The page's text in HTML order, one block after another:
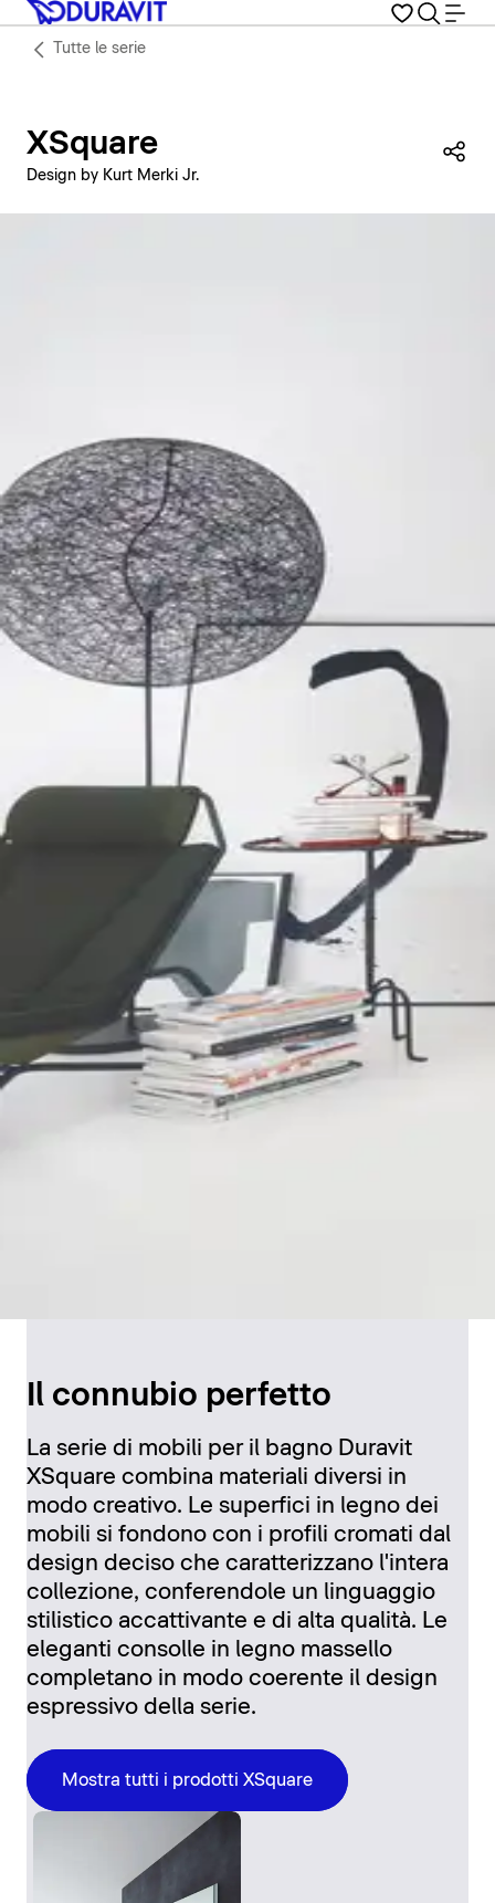
Tutte le serie
XSquare
Design by Kurt Merki Jr.
Il connubio perfetto
La serie di mobili per il bagno Duravit
XSquare combina materiali diversi in
modo creativo. Le superfici in legno dei
mobili si fondono con i profili cromati dal
design deciso che caratterizzano l'intera
collezione, conferendole un linguaggio
stilistico accattivante e di alta qualità. Le
eleganti consolle in legno massello
completano in modo coerente il design
espressivo della serie.
Mostra tutti i prodotti XSquare